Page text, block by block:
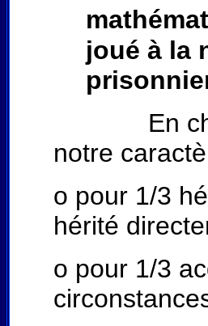
joué à la
En
notre
o pour 1/3
hérité
o pour 1/3